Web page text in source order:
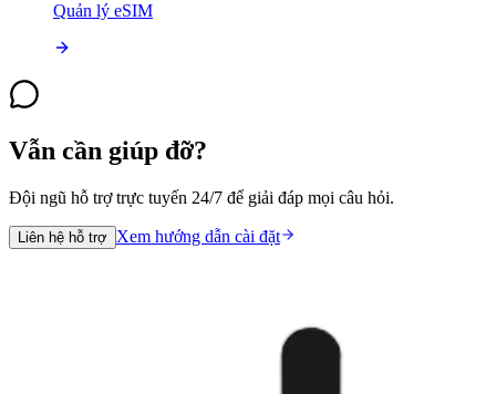
Quản lý eSIM
Vẫn cần giúp đỡ?
Đội ngũ hỗ trợ trực tuyến 24/7 để giải đáp mọi câu hỏi.
Liên hệ hỗ trợ Xem hướng dẫn cài đặt